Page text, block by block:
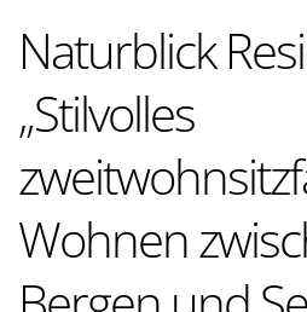
Naturblick
„Stilvolles
Wohnen